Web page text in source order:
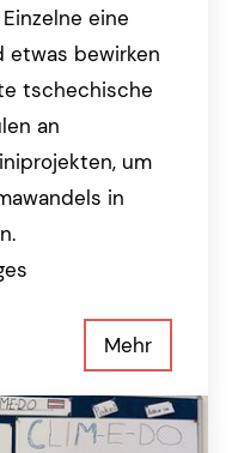
eine
etwas bewirken
tschechische
an
um
in
Mehr